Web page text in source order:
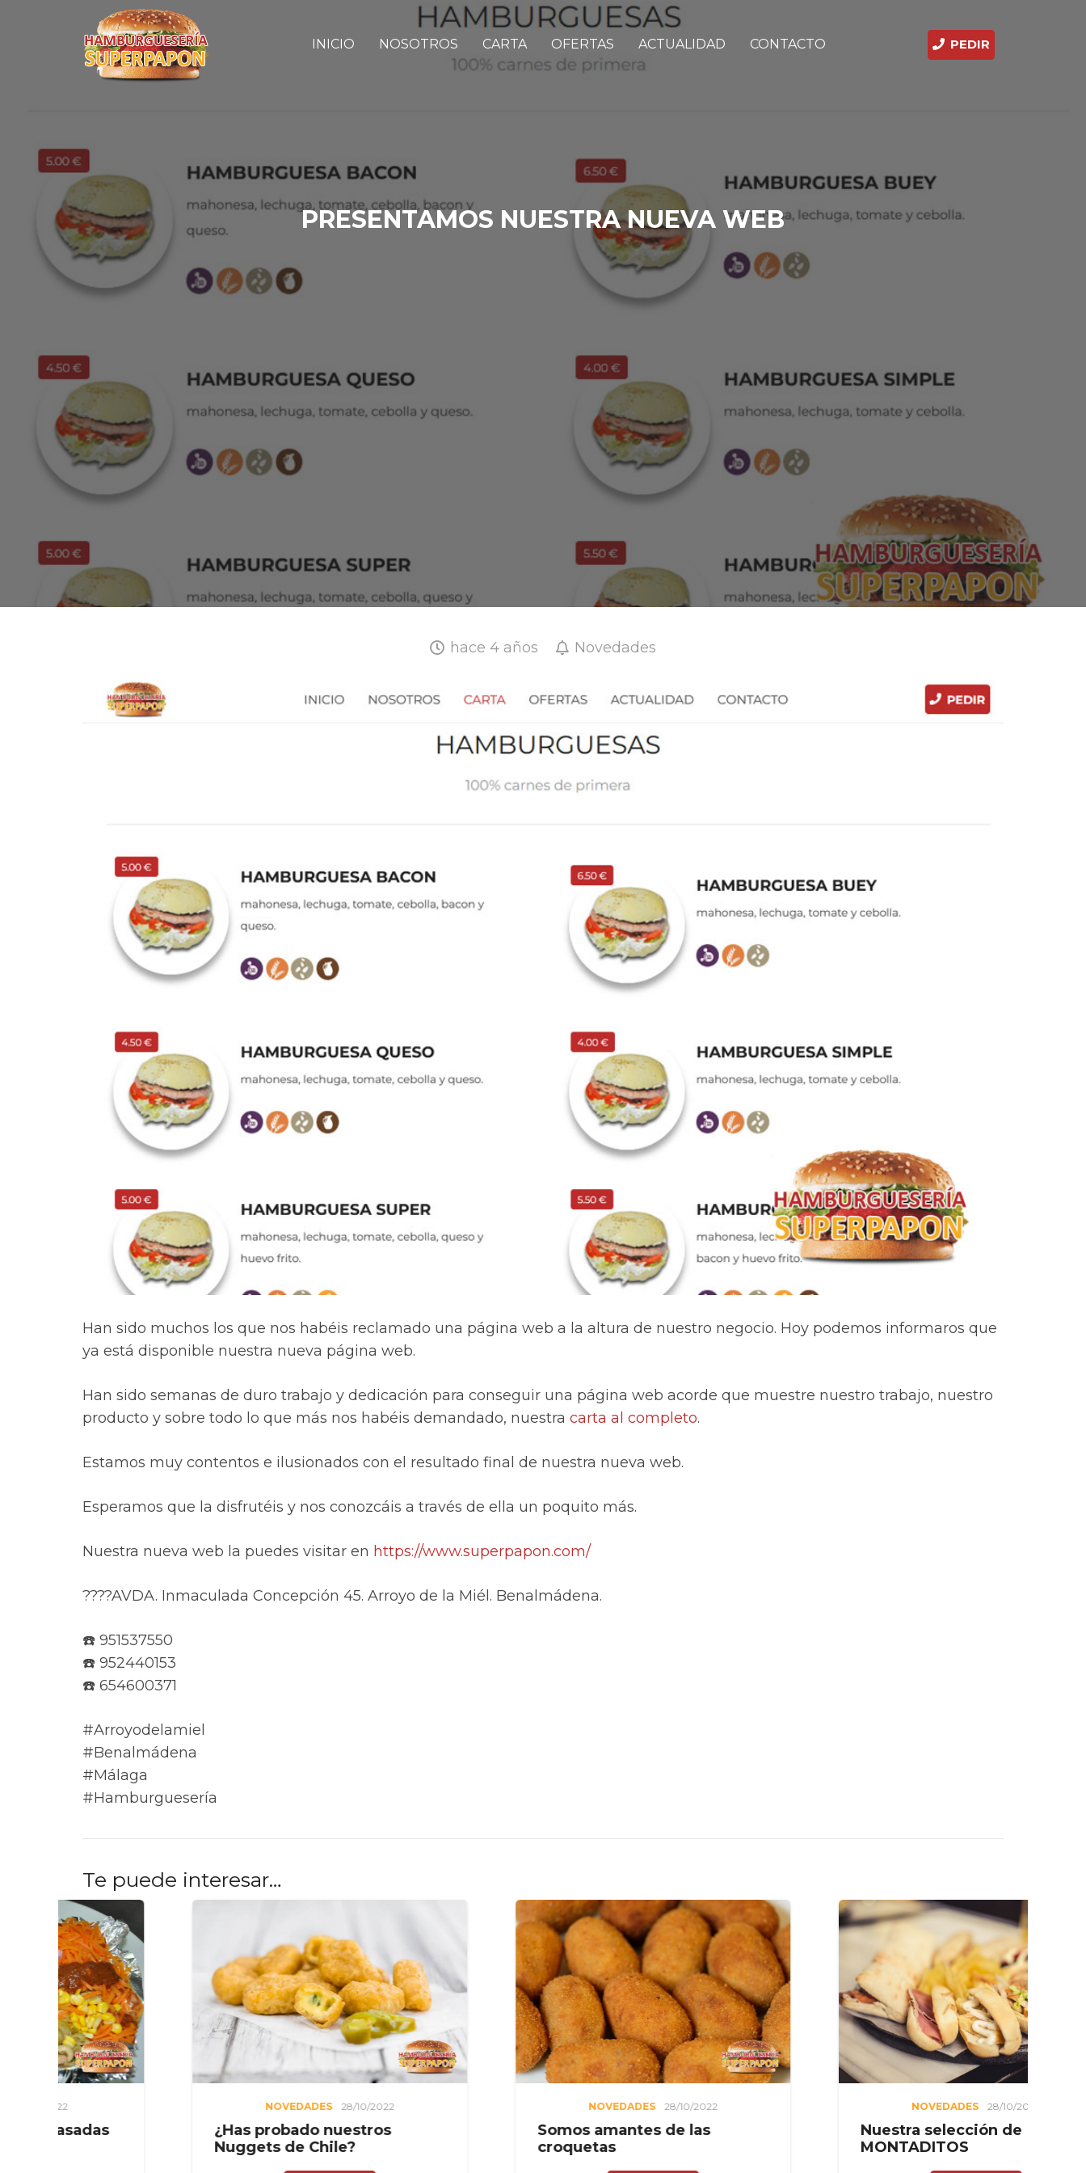
INICIO NOSOTROS CARTA OFERTAS ACTUALIDAD CONTACTO PEDIR
PRESENTAMOS NUESTRA NUEVA WEB
hace 4 años Novedades
Han sido muchos los que nos habéis reclamado una página web a la altura de nuestro negocio. Hoy podemos informaros que
ya está disponible nuestra nueva página web.
Han sido semanas de duro trabajo y dedicación para conseguir una página web acorde que muestre nuestro trabajo, nuestro
producto y sobre todo lo que más nos habéis demandado, nuestra carta al completo.
Estamos muy contentos e ilusionados con el resultado final de nuestra nueva web.
Esperamos que la disfrutéis y nos conozcáis a través de ella un poquito más.
Nuestra nueva web la puedes visitar en https://www.superpapon.com/
????AVDA. Inmaculada Concepción 45. Arroyo de la Miél. Benalmádena.
☎️ 951537550
☎️ 952440153
☎️ 654600371
#Arroyodelamiel
#Benalmádena
#Málaga
#Hamburguesería
Te puede interesar…
28/10/2022
¿Has probado nuestros
Nuggets de Chile?
28/10/2022
Somos amantes de las
28/10/2022
Nuestra selección de